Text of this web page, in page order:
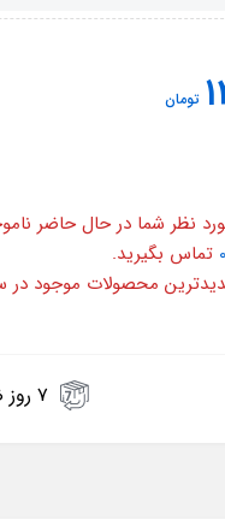
تومان
نظر شما در حال حاضر
تماس بگیرید.
محصولات موجود در
۷ روز ضمانت بازگشت